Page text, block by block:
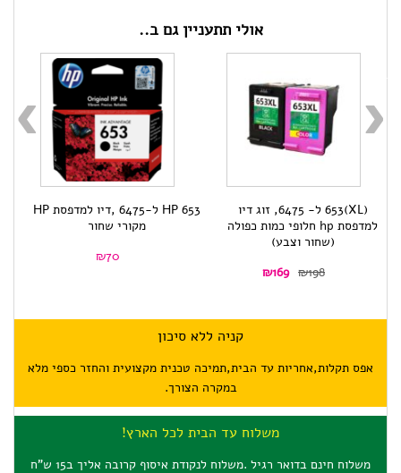
אולי תתעניין גם ב..
(XL)653 ל- 6475, זוג דיו
למדפסת hp חלופי כמות כפולה
(שחור וצבע)
₪
המחיר
₪198.
₪169
המחיר
HP 653 ל-6475 ,דיו למדפסת HP
מקורי שחור
₪
קניה ללא סיכון
אפס תקלות,אחריות עד הבית,תמיכה טכנית מקצועית והחזר כספי מלא
במקרה הצורך.
משלוח עד הבית לכל הארץ!
משלוח חינם בדואר רגיל .משלוח לנקודת איסוף קרובה אליך ב15 ש"ח